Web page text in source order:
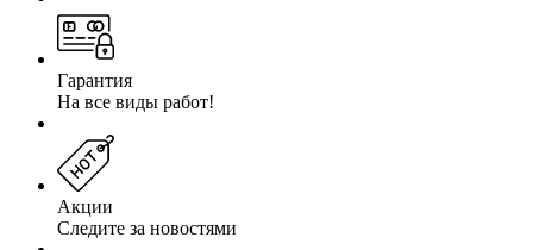
Гарантия
На все виды работ!
Акции
Следите за новостями